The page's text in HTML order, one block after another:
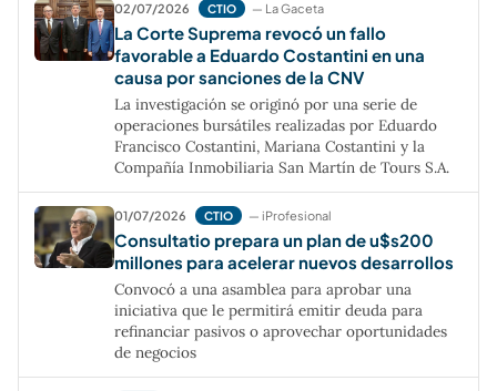
02/07/2026 CTIO — La Gaceta
La Corte Suprema revocó un fallo
favorable a Eduardo Costantini en una
causa por sanciones de la CNV
La investigación se originó por una serie de
operaciones bursátiles realizadas por Eduardo
Francisco Costantini, Mariana Costantini y la
Compañía Inmobiliaria San Martín de Tours S.A.
01/07/2026 CTIO — iProfesional
Consultatio prepara un plan de u$s200
millones para acelerar nuevos desarrollos
Convocó a una asamblea para aprobar una
iniciativa que le permitirá emitir deuda para
refinanciar pasivos o aprovechar oportunidades
de negocios